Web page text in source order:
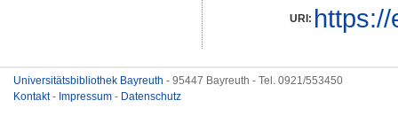
URI:
Universitätsbibliothek Bayreuth - 95447 Bayreuth - Tel. 0921/553450
Kontakt- Impressum - Datenschutz